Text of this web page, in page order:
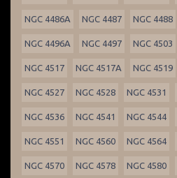
NGC 4486A NGC 4487 NGC 4488
NGC 4496A NGC 4497 NGC 4503
NGC 4517 NGC 4517A NGC 4519
NGC 4527 NGC 4528 NGC 4531
NGC 4536 NGC 4541 NGC 4544
NGC 4551 NGC 4560 NGC 4564
NGC 4570 NGC 4578 NGC 4580